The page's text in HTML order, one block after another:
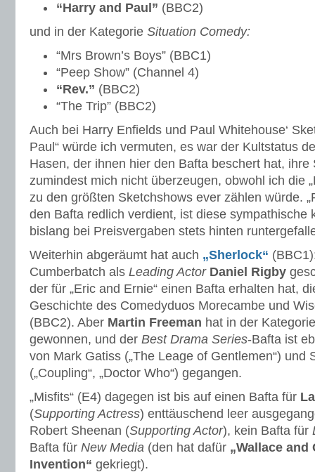
“Harry and Paul” (BBC2)
und in der Kategorie Situation Comedy:
“Mrs Brown’s Boys” (BBC1)
“Peep Show” (Channel 4)
“Rev.” (BBC2)
“The Trip” (BBC2)
Auch bei Harry Enfields und Paul Whitehouse‘
Paul“ würde ich vermuten, es war der Kultstatus
Hasen, der ihnen hier den Bafta beschert hat,
zumindest mich nicht überzeugen, obwohl ich die
zu den größten Sketchshows ever zählen würde.
den Bafta redlich verdient, ist diese sympathische
bislang bei Preisvergaben stets hinten
Weiterhin abgeräumt hat auch „Sherlock“
Cumberbatch als Leading Actor Daniel Rigby
der für „Eric and Ernie“ einen Bafta erhalten hat,
Geschichte des Comedyduos Morecambe und
(BBC2). Aber Martin Freeman hat in der
gewonnen, und der Best Drama Series-Bafta ist
von Mark Gatiss („The Leage of Gentlemen“) und
(„Coupling“, „Doctor Who“) gegangen.
„Misfits“ (E4) dagegen ist bis auf einen Bafta für
(Supporting Actress) enttäuschend leer
Robert Sheenan (Supporting Actor), kein Bafta für
Bafta für New Media (den hat dafür „Wallace and
Invention“ gekriegt).